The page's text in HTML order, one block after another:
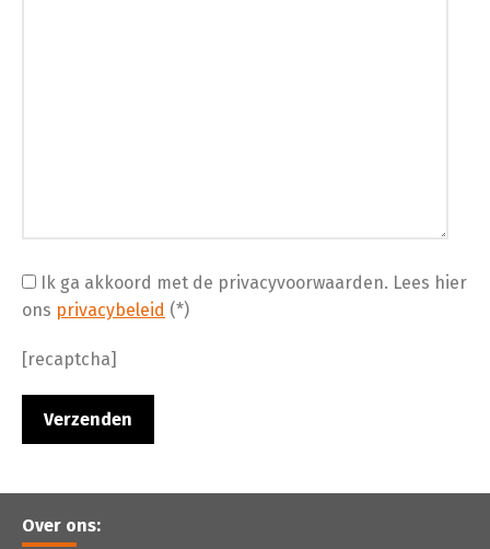
Ik ga akkoord met de privacyvoorwaarden. Lees hier
ons privacybeleid (*)
[recaptcha]
Over ons: